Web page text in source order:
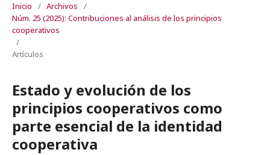
Inicio / Archivos
/
Núm. 25 (2025): Contribuciones al análisis de los principios
cooperativos
/
Artículos
Estado y evolución de los
principios cooperativos como
parte esencial de la identidad
cooperativa